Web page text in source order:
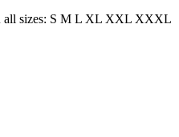
all sizes: S M L XL XXL XXXL